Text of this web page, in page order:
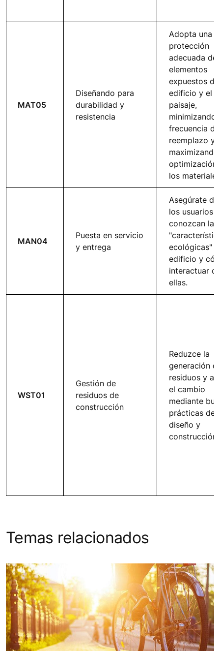
MAT05
Diseñando para
durabilidad y
resistencia
Adopta una
protección
adecuada de
elementos
expuestos
edificio y el
paisaje,
minimizando
frecuencia de
reemplazo y
optimización
los
MAN04
Puesta en servicio
y entrega
Asegúrate
los usuarios
conozcan las
ecológicas"
edificio y
interactuar
ellas.
WST01
Gestión de
residuos de
construcción
Reduzce la
generación
residuos y
el cambio
mediante
prácticas de
diseño y
construcción.
Temas relacionados